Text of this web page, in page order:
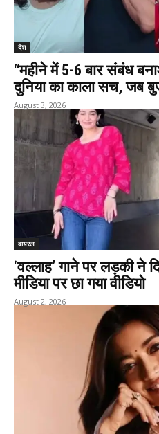
देश
“महीने में 5-6 बार संबंध
दुनिया का काला सच, जब
August 3, 2026
वायरल
‘वल्लाह’ गाने पर लड़की ने
मीडिया पर छा गया वीडियो
August 2, 2026